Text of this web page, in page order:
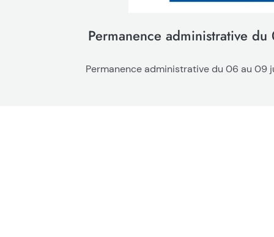
Permanence administrative
Permanence administrative du 06 au 09